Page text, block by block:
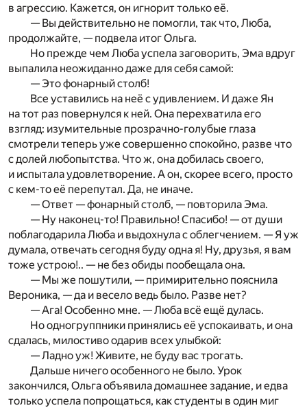
в агрессию. Кажется, он игнорит только её.
— Вы действительно не помогли, так что, Люба,
продолжайте, — подвела итог Ольга.
Но прежде чем Люба успела заговорить, Эма вдруг
выпалила неожиданно даже для себя самой:
— Это фонарный столб!
Все уставились на неё с удивлением. И даже Ян
на тот раз повернулся к ней. Она перехватила его
взгляд: изумительные прозрачно-голубые глаза
смотрели теперь уже совершенно спокойно, разве что
с долей любопытства. Что ж, она добилась своего,
и испытала удовлетворение. А он, скорее всего, просто
с кем-то её перепутал. Да, не иначе.
— Ответ — фонарный столб, — повторила Эма.
— Ну наконец-то! Правильно! Спасибо! — от души
поблагодарила Люба и выдохнула с облегчением. — Я уж
думала, отвечать сегодня буду одна я! Ну, друзья, я вам
тоже устрою!.. — не без обиды пообещала она.
— Мы же пошутили, — примирительно пояснила
Вероника, — да и весело ведь было. Разве нет?
— Ага! Особенно мне. — Люба всё ещё дулась.
Но одногруппники принялись её успокаивать, и она
сдалась, милостиво одарив всех улыбкой:
— Ладно уж! Живите, не буду вас трогать.
Дальше ничего особенного не было. Урок
закончился, Ольга объявила домашнее задание, и едва
только успела попрощаться, как студенты в один миг